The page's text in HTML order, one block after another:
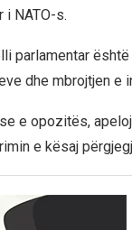
i NATO-s.
parlamentar
dhe mbrojtjen e
e opozitës,
e kësaj